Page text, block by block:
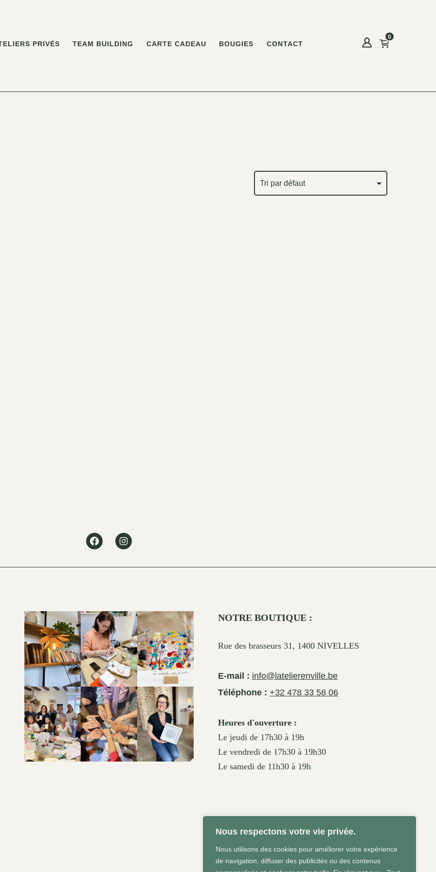
Nous respectons votre vie privée.
Nous utilisons des cookies pour améliorer votre expérience
de navigation, diffuser des publicités ou des contenus
PRIVÉS TEAM BUILDING CARTE CADEAU BOUGIES CONTACT
0
FacebookInstagram
NOTRE BOUTIQUE :
Rue des brasseurs 31, 1400 NIVELLES
E-mail : info@latelierenville.be
Téléphone : +32 478 33 58 06
Heures d'ouverture :
Le jeudi de 17h30 à 19h
Le vendredi de 17h30 à 19h30
Le samedi de 11h30 à 19h